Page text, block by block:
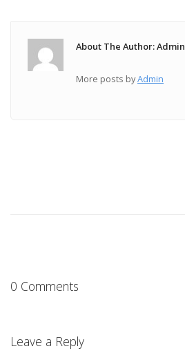
About The Author: Admin
More posts byAdmin
0 Comments
Leave a Reply